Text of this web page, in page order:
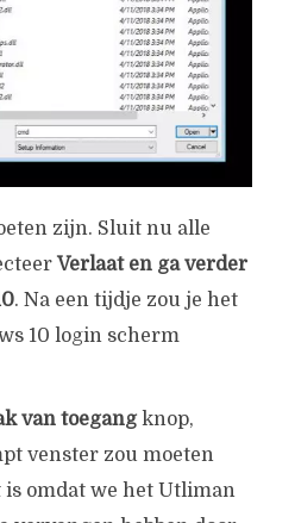
zijn. Sluit nu alle
Verlaat en ga verder
. Na een tijdje zou je het
10 login scherm
van toegangknop,
venster zou moeten
omdat we het Utliman